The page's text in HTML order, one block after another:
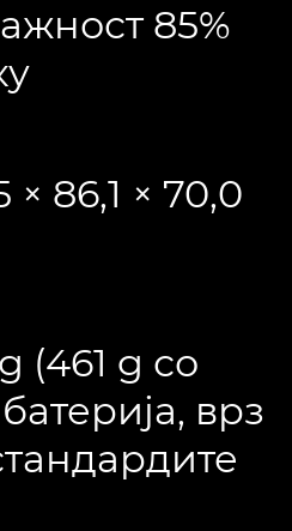
85%
× 86,1 × 70,0
(461 g со
врз